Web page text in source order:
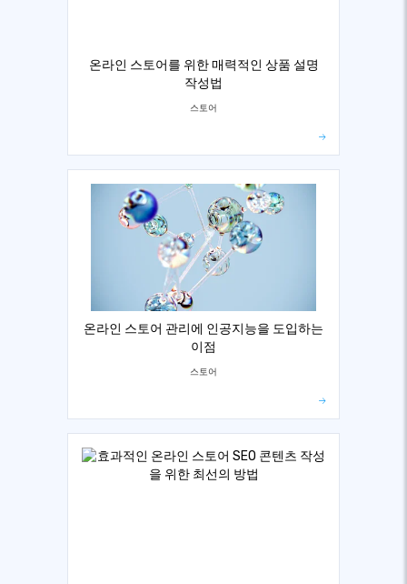
온라인 스토어를 위한 매력적인 상품 설명
작성법
스토어
온라인 스토어 관리에 인공지능을 도입하는
이점
스토어